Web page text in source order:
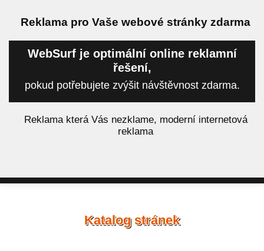
Reklama pro Vaše webové stránky zdarma
WebSurf je optimální online reklamní
řešení,
pokud potřebujete zvýšit návštěvnost zdarma.
Reklama která Vás nezklame, moderní internetová
reklama
Katalog stránek